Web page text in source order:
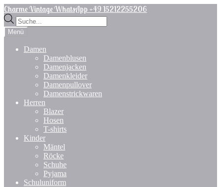
Zur
Navigation
springen
Zum
Inhalt
springen
Charme Vintage WhatsApp +49 15212255206
Products
search
Menü
Damen
Damenblusen
Damenjacken
Damenkleider
Damenpullover
Damenstrickwaren
Herren
Blazer
Hosen
T-shirts
Kinder
Mäntel
Röcke
Schuhe
Pyjama
Schuluniform